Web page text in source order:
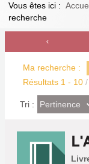
Vous êtes ici :
recherche
Ma recherche :
Résultats 1 - 10
Tri : (Effet
imédiat)
Pertinence